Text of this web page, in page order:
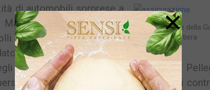
Un’operazione della
Costiera
di automobili sorprese a
anche imbarcazioni. E’
da parte della Guardia
decine di natanti lungo il
uomini del comandante Andrea
è stata fermata dai militari e dai
×